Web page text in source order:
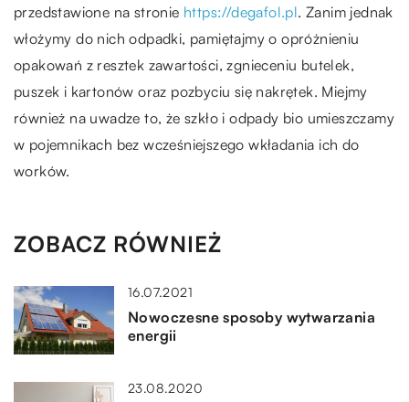
przedstawione na stronie https://degafol.pl. Zanim jednak
włożymy do nich odpadki, pamiętajmy o opróżnieniu
opakowań z resztek zawartości, zgnieceniu butelek,
puszek i kartonów oraz pozbyciu się nakrętek. Miejmy
również na uwadze to, że szkło i odpady bio umieszczamy
w pojemnikach bez wcześniejszego wkładania ich do
worków.
ZOBACZ RÓWNIEŻ
16.07.2021
Nowoczesne sposoby wytwarzania
energii
23.08.2020